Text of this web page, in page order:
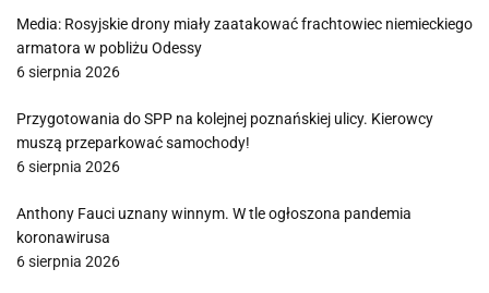
Media: Rosyjskie drony miały zaatakować frachtowiec niemieckiego
armatora w pobliżu Odessy
6 sierpnia 2026
Przygotowania do SPP na kolejnej poznańskiej ulicy. Kierowcy
muszą przeparkować samochody!
6 sierpnia 2026
Anthony Fauci uznany winnym. W tle ogłoszona pandemia
koronawirusa
6 sierpnia 2026